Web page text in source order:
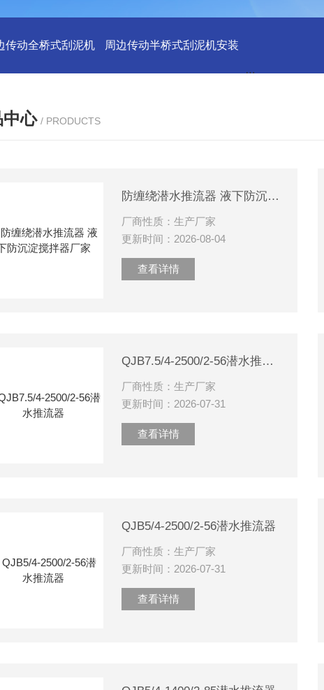
传动全桥式刮泥机 周边传动半桥式刮泥机安装
中心 / PRODUCTS
防缠绕潜水推流器 液下防沉淀搅拌器厂家
厂商性质：生产厂家
更新时间：2026-08-04
查看详情
QJB7.5/4-2500/2-56潜水推流器
厂商性质：生产厂家
更新时间：2026-07-31
查看详情
QJB5/4-2500/2-56潜水推流器
厂商性质：生产厂家
更新时间：2026-07-31
查看详情